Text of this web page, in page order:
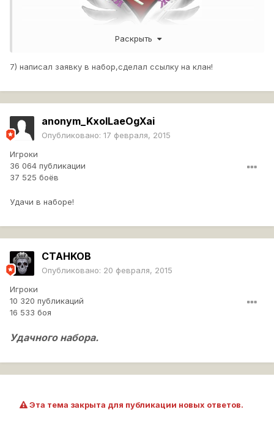
набор Солдат и полевых
командиров.
Критерии отбора игроков клана
1) КПД от 1100 (РЭ)
2) Наличие в ангаре минимум ДВА топовых
танка 10 уровня
3) Обязательное наличие Teamspeak3
клановым мероприятиям (ГК, укреп,
тренировка), если игрок находится онлайн
5) Желание играть во взводах
6) Общительность, терпеливость,
желание играть в команде и быть частью
её, развиваться и помогать клану
ТС
3. Прайм тайм 19:00+ МСК
4. желание и стремление обучаться и
Исключение из клана:
Раскрыть
7) написал заявку в набор,сделал ссылку на клан!
anonym_KxoILaeOgXai
Опубликовано: 17 февраля, 2015
Игроки
36 064 публикации
37 525 боёв
Удачи в наборе!
CTAHKOB
Опубликовано: 20 февраля, 2015
Игроки
10 320 публикаций
16 533 боя
Удачного набора.
Эта тема закрыта для публикации новых ответов.